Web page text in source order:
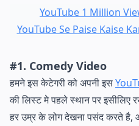
YouTube 1 Million
YouTube Se Paise Kaise
#1. Comedy Video
हमने इस केटेगरी को अपनी इस
की लिस्ट मे पहले स्थान पर इसीलिए
हर उम्र के लोग देखना पसंद करते